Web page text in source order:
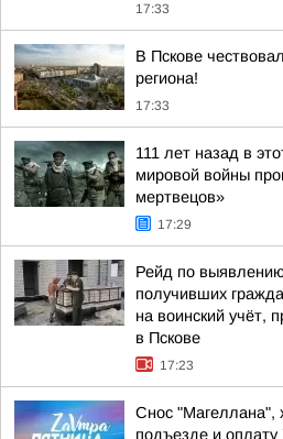
17:33
В Пскове
региона!
17:33
111 лет назад в
мировой войны
мертвецов»
17:29
Рейд по
получивших
на воинский учёт,
в Пскове
17:23
Снос "Магеллана",
подъезде и